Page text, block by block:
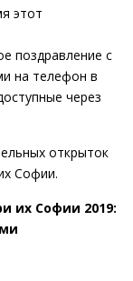
этот
поздравление с
на телефон в
через
открыток
Софии.
их Софии 2019: